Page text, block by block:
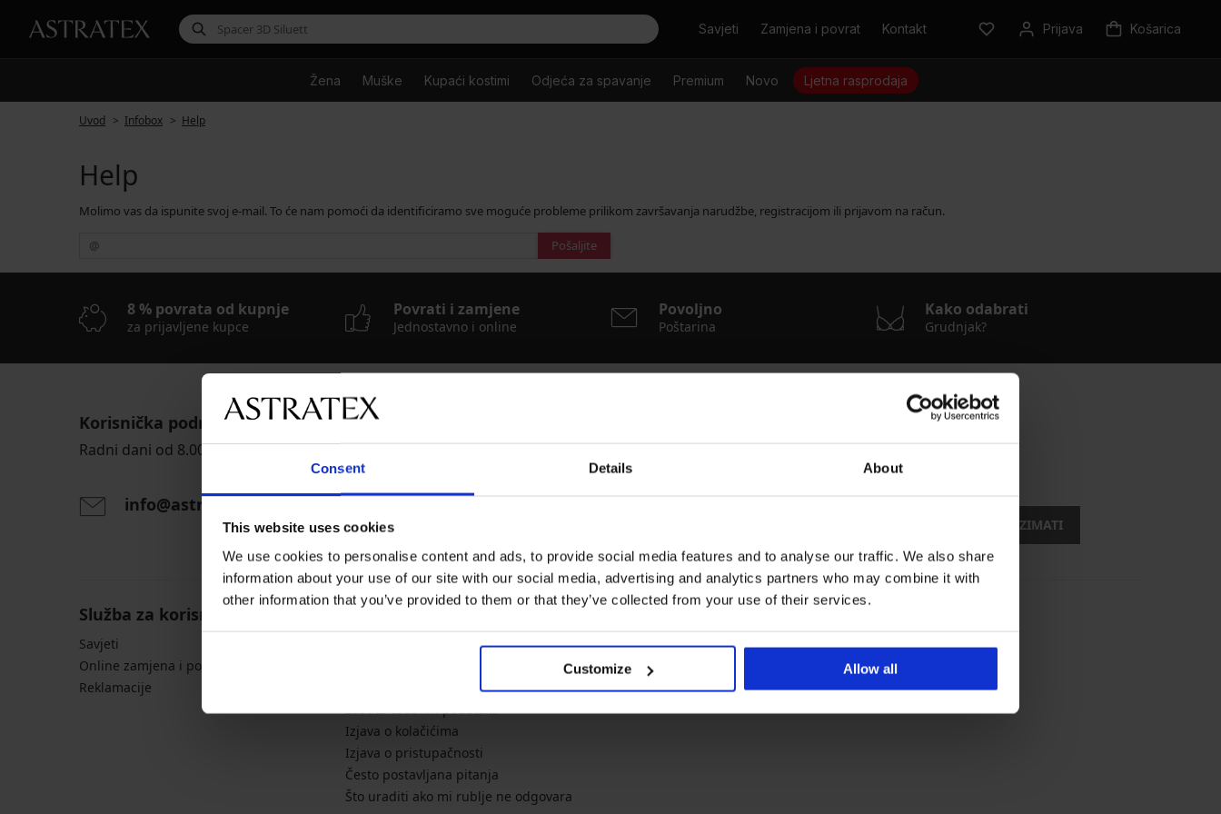
Consent Details About
This website uses cookies
We use cookies to personalise content and ads, to provide social media features and to analyse our traffic. We also share
information about your use of our site with our social media, advertising and analytics partners who may combine it with
other information that you’ve provided to them or that they’ve collected from your use of their services.
Customize Allow all
TražitiSavjeti Zamjena i povrat Kontakt Prijava Košarica
Žena Muške Kupaći kostimi Odjeća za spavanje Premium Novo Ljetna rasprodaja
Uvod Infobox Help
Help
Molimo vas da ispunite svoj e-mail. To će nam pomoći da identificiramo sve moguće probleme prilikom završavanja narudžbe, registracijom ili prijavom na račun.
8 % povrata od kupnje
za prijavljene kupce
Povrati i zamjene
Jednostavno i online
Povoljno
Poštarina
Kako odabrati
Grudnjak?
Korisnička podrška
Radni dani od 8.00 - 16.00
info@astratex.hr
Želite li dobivati vijesti?
ŽELIM PREUZIMATI
Služba za korisnike
Savjeti
Online zamjena i povrat
Reklamacije
Opće informacije
Opći uvjeti poslovanja
Zaštita osobnih podataka
Izjava o kolačićima
Izjava o pristupačnosti
Često postavljana pitanja
Što uraditi ako mi rublje ne odgovara
O Astratex.hr
Kontakt
Affiliate program